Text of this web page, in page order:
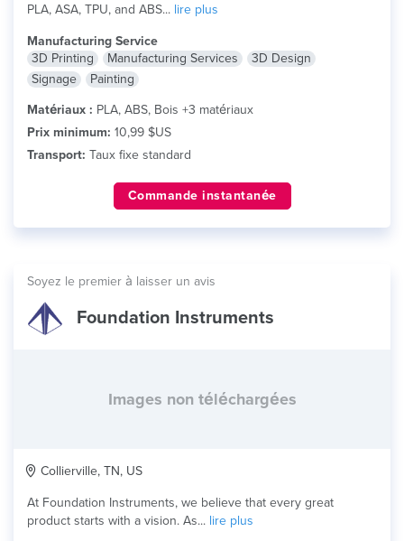
PLA, ASA, TPU, and ABS... lire plus
Manufacturing Service
3D Printing
Manufacturing Services
3D Design
Signage
Painting
Matériaux : PLA, ABS, Bois +3 matériaux
Prix minimum: 10,99 $US
Transport: Taux fixe standard
Commande instantanée
Soyez le premier à laisser un avis
Foundation Instruments
Images non téléchargées
Collierville, TN, US
At Foundation Instruments, we believe that every great
product starts with a vision. As... lire plus